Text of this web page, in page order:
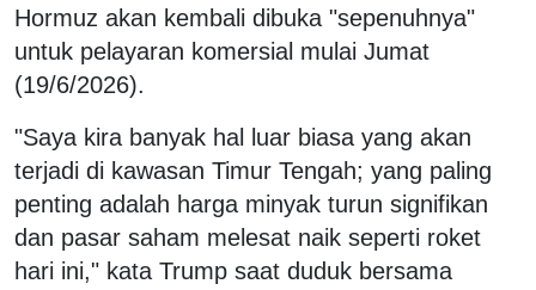
Hormuz akan kembali dibuka "sepenuhnya"
untuk pelayaran komersial mulai Jumat
(19/6/2026).
"Saya kira banyak hal luar biasa yang akan
terjadi di kawasan Timur Tengah; yang paling
penting adalah harga minyak turun signifikan
dan pasar saham melesat naik seperti roket
hari ini," kata Trump saat duduk bersama